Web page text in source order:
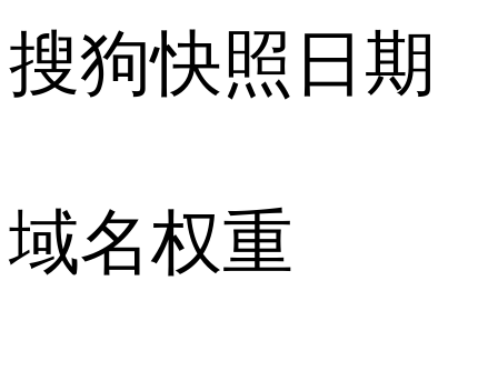
搜狗快照日期
域名权重